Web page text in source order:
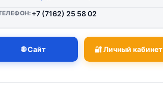
+7 (7162) 25 58 02
🌐 Сайт 🔐 Личный кабинет